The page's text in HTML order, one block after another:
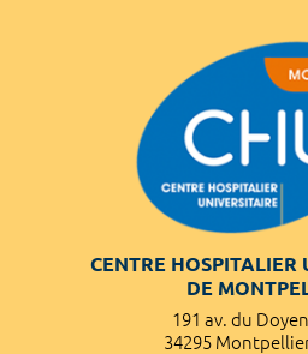
CENTRE HOSPITALIER
DE
191 av. du
34295